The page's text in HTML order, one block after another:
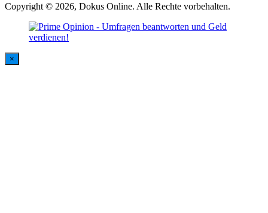
Copyright © 2026, Dokus Online. Alle Rechte vorbehalten.
×